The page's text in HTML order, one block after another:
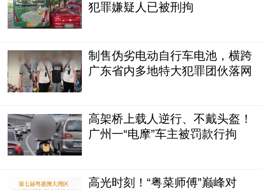
犯罪嫌疑人已被刑拘
制售伪劣电动自行车电池，横跨
广东省内多地特大犯罪团伙落网
​高架桥上载人逆行、不戴头盔！
广州一“电摩”车主被罚款行拘
高光时刻！“粤菜师傅”巅峰对